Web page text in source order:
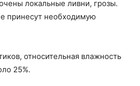
локальные ливни, грозы.
принесут необходимую
относительная влажность
25%.